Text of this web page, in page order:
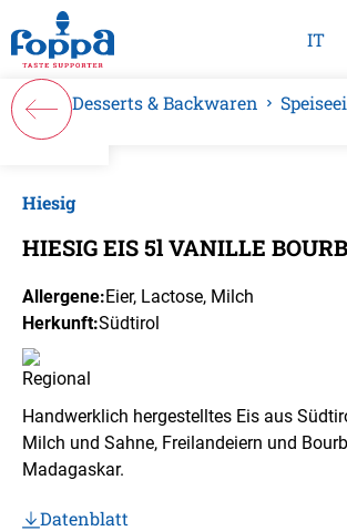
springen
IT
Desserts & Backwaren
Hiesig
HIESIG EIS 5l VANILLE
Allergene:Eier, Lactose, Milch
Herkunft:Südtirol
Handwerklich hergestelltes Eis aus
Milch und Sahne, Freilandeiern und
Madagaskar.
Datenblatt